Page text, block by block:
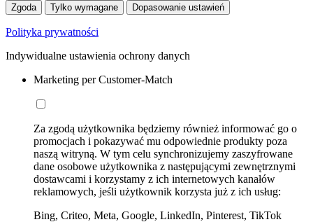
Zgoda Tylko wymagane Dopasowanie ustawień
Polityka prywatności
Indywidualne ustawienia ochrony danych
Marketing per Customer-Match
Za zgodą użytkownika będziemy również informować go o
promocjach i pokazywać mu odpowiednie produkty poza
naszą witryną. W tym celu synchronizujemy zaszyfrowane
dane osobowe użytkownika z następującymi zewnętrznymi
dostawcami i korzystamy z ich internetowych kanałów
reklamowych, jeśli użytkownik korzysta już z ich usług:
Bing, Criteo, Meta, Google, LinkedIn, Pinterest, TikTok